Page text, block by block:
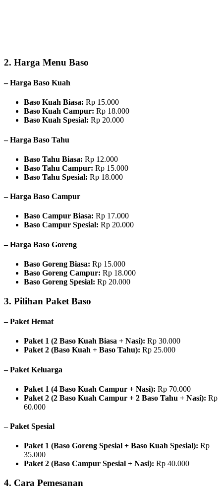
2. Harga Menu Baso
– Harga Baso Kuah
Baso Kuah Biasa: Rp 15.000
Baso Kuah Campur: Rp 18.000
Baso Kuah Spesial: Rp 20.000
– Harga Baso Tahu
Baso Tahu Biasa: Rp 12.000
Baso Tahu Campur: Rp 15.000
Baso Tahu Spesial: Rp 18.000
– Harga Baso Campur
Baso Campur Biasa: Rp 17.000
Baso Campur Spesial: Rp 20.000
– Harga Baso Goreng
Baso Goreng Biasa: Rp 15.000
Baso Goreng Campur: Rp 18.000
Baso Goreng Spesial: Rp 20.000
3. Pilihan Paket Baso
– Paket Hemat
Paket 1 (2 Baso Kuah Biasa + Nasi): Rp 30.000
Paket 2 (Baso Kuah + Baso Tahu): Rp 25.000
– Paket Keluarga
Paket 1 (4 Baso Kuah Campur + Nasi): Rp 70.000
Paket 2 (2 Baso Kuah Campur + 2 Baso Tahu + Nasi): Rp
60.000
– Paket Spesial
Paket 1 (Baso Goreng Spesial + Baso Kuah Spesial): Rp
35.000
Paket 2 (Baso Campur Spesial + Nasi): Rp 40.000
4. Cara Pemesanan